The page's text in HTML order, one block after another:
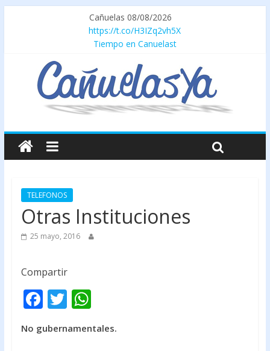
Cañuelas 08/08/2026
https://t.co/H3IZq2vh5X
Tiempo en Canuelast
TELEFONOS
Otras Instituciones
25 mayo, 2016
Compartir
F
ac
e
T
itt
W
h
at
No gubernamentales.